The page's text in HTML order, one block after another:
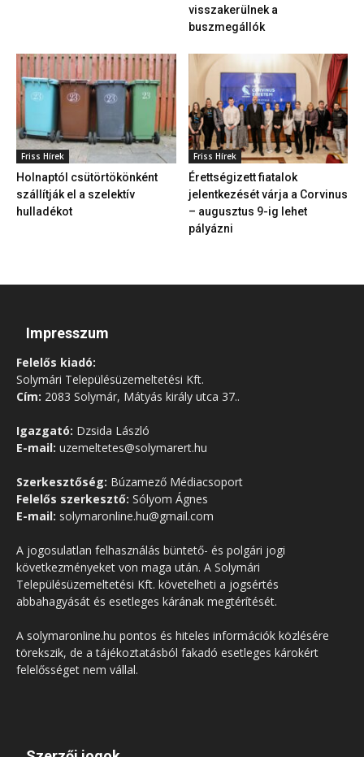
visszakerülnek a
buszmegállók
Friss Hírek
Holnaptól csütörtökönként
szállítják el a szelektív
hulladékot
Friss Hírek
Érettségizett fiatalok
jelentkezését várja a Corvinus
– augusztus 9-ig lehet
pályázni
Impresszum
Felelős kiadó:
Solymári Településüzemeltetési Kft.
Cím: 2083 Solymár, Mátyás király utca 37..
Igazgató: Dzsida László
E-mail: uzemeltetes@solymarert.hu
Szerkesztőség: Búzamező Médiacsoport
Felelős szerkesztő: Sólyom Ágnes
E-mail: solymaronline.hu@gmail.com
A jogosulatlan felhasználás büntető- és polgári jogi
következményeket von maga után. A Solymári
Településüzemeltetési Kft. követelheti a jogsértés
abbahagyását és esetleges kárának megtérítését.
A solymaronline.hu pontos és hiteles információk közlésére
törekszik, de a tájékoztatásból fakadó esetleges károkért
felelősséget nem vállal.